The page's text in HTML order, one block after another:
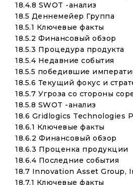
18.4.8 SWOT -анализ
18.5 Деннемейер Группа
18.5.1 Ключевые факты
18.5.2 Финансовый обзор
18.5.3 Процедура продукта
18.5.4 Недавние события
18.5.5 победившие
18.5.6 Текущий фокус и
18.5.7 Угроза со стороны
18.5.8 SWOT -анализ
18.6 Gridlogics Technologies
18.6.1 Ключевые факты
18.6.2 Финансовый обзор
18.6.3 Проценка продукции
18.6.4 Последние события
18.7 Innovation Asset Group,
18.7.1 Ключевые факты